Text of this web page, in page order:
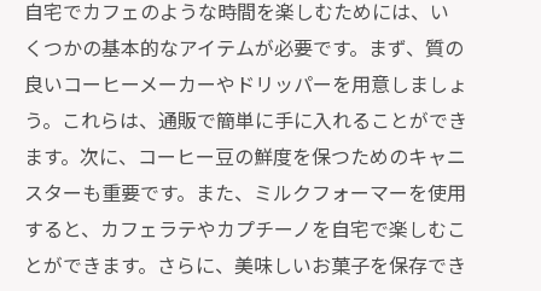
自宅でカフェのような時間を楽しむためには、い
くつかの基本的なアイテムが必要です。まず、質の
良いコーヒーメーカーやドリッパーを用意しましょ
う。これらは、通販で簡単に手に入れることができ
ます。次に、コーヒー豆の鮮度を保つためのキャニ
スターも重要です。また、ミルクフォーマーを使用
すると、カフェラテやカプチーノを自宅で楽しむこ
とができます。さらに、美味しいお菓子を保存でき